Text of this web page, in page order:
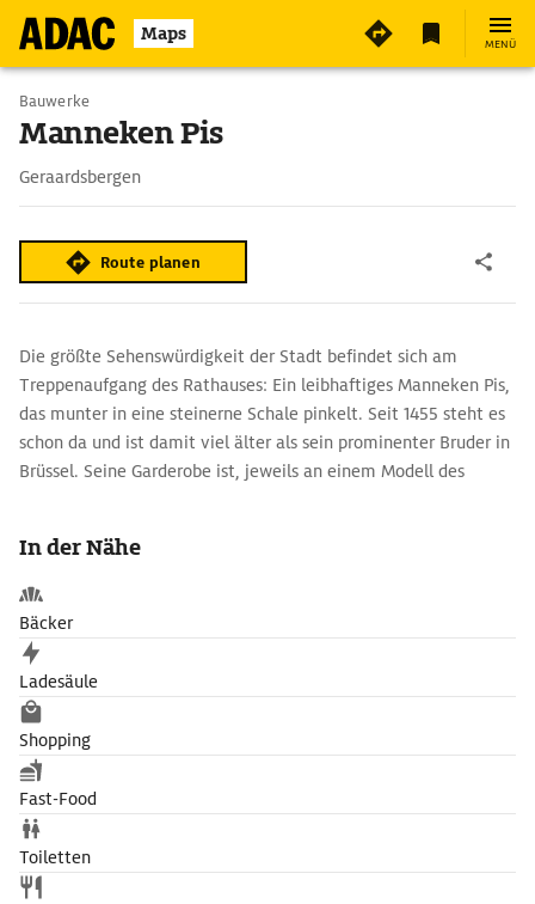
Maps MENÜ
Bauwerke
Manneken Pis
Geraardsbergen
Route planen
Die größte Sehenswürdigkeit der Stadt befindet sich am
Treppenaufgang des Rathauses: Ein leibhaftiges Manneken Pis,
das munter in eine steinerne Schale pinkelt. Seit 1455 steht es
schon da und ist damit viel älter als sein prominenter Bruder in
Brüssel. Seine Garderobe ist, jeweils an einem Modell des
Frittenverkäufer, Senegalese oder als Boxer. Mehr als 300
Kostüme trug er bisher, sie alle sind ausgestellt.
In der Nähe
Bäcker
Ladesäule
Shopping
Fast-Food
Toiletten